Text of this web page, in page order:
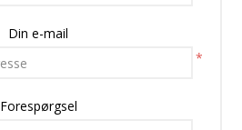
Din e-mail
*
Forespørgsel